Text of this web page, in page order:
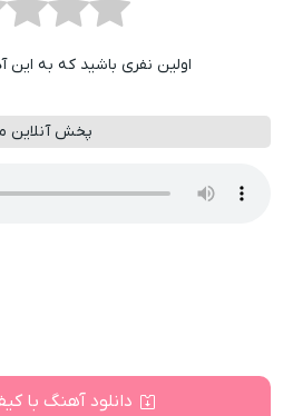
اولین نفری باشید که به این
پخش آنلاین
دانلود آهنگ با